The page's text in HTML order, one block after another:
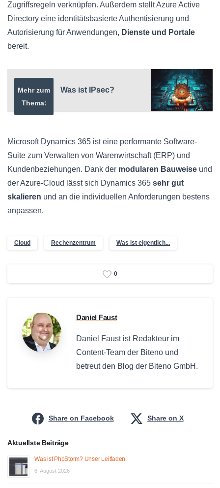
Zugriffsregeln verknüpfen. Außerdem stellt Azure Active
Directory eine identitätsbasierte Authentisierung und
Autorisierung für Anwendungen, Dienste und Portale
bereit.
Mehr zum
Thema:
Was ist IPsec?
Microsoft Dynamics 365 ist eine performante Software-
Suite zum Verwalten von Warenwirtschaft (ERP) und
Kundenbeziehungen. Dank der modularen Bauweise und
der Azure-Cloud lässt sich Dynamics 365 sehr gut
skalieren und an die individuellen Anforderungen bestens
anpassen.
Cloud Rechenzentrum Was ist eigentlich...
0
Daniel Faust
Daniel Faust ist Redakteur im
Content-Team der Biteno und
betreut den Blog der Biteno GmbH.
Share on Facebook Share on X
Aktuellste Beiträge
Was ist PhpStorm? Unser Leitfaden.
6. August 2026